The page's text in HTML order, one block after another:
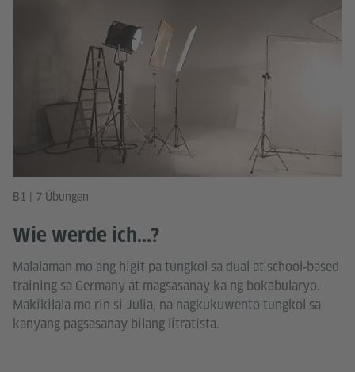
B1 | 7 Übungen
Wie werde ich...?
Malalaman mo ang higit pa tungkol sa dual at school‑based
training sa Germany at magsasanay ka ng bokabularyo.
Makikilala mo rin si Julia, na nagkukuwento tungkol sa
kanyang pagsasanay bilang litratista.